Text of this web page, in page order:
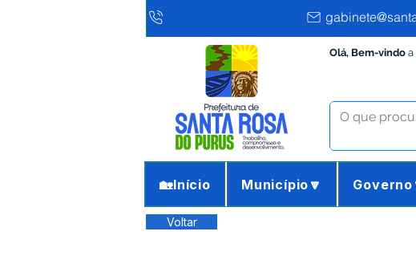
Olá, Bem-vindo a
🏡Início Município🔽
Voltar